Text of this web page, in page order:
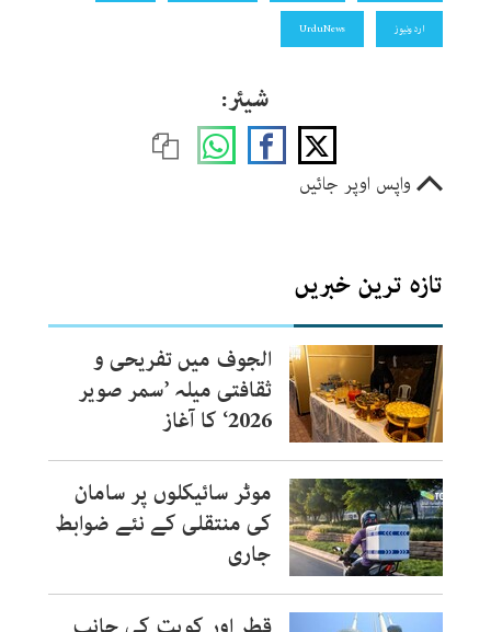
اردونیوز UrduNews
شیئر:
واپس اوپر جائیں
تازہ ترین خبریں
الجوف میں تفریحی و
ثقافتی میلہ ’سمر صویر
2026‘ کا آغاز
موٹر سائیکلوں پر سامان
کی منتقلی کے نئے ضوابط
جاری